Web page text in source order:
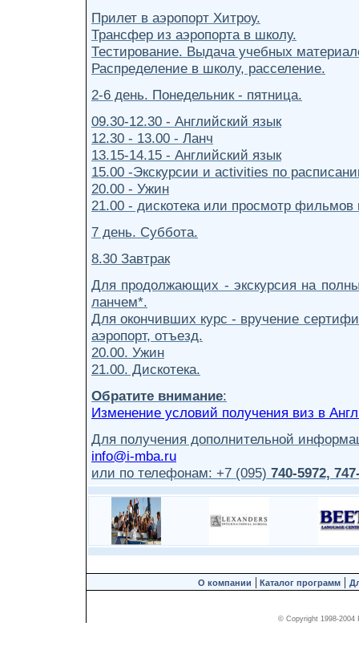
Прилет в аэропорт Хитроу.
Трансфер из аэропорта в школу.
Тестирование. Выдача учебных
Распределение в школу, расселение.
2-6 день. Понедельник - пятница.
09.30-12.30 - Английский язык
12.30 - 13.00 - Ланч
13.15-14.15 - Английский язык
15.00 -Экскурсии и activities по
20.00 - Ужин
21.00 - дискотека или просмотр фильмов
7 день. Суббота.
8.30 Завтрак
Для продолжающих - экскурсия на
ланчем*.
Для окончивших курс - вручение
аэропорт, отъезд.
20.00. Ужин
21.00. Дискотека.
Обратите внимание:
Изменение условий получения виз в
Для получения дополнительной
info@i-mba.ru
или по телефонам: +7 (095) 740-5972,
О компании | Каталог программ |
© Copyright 1998-2004